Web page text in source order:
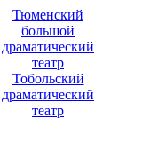
Тюменский
большой
драматический
театр
Тобольский
драматический
театр